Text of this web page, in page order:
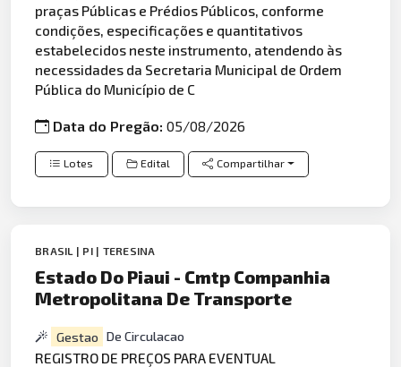
praças Públicas e Prédios Públicos, conforme
condições, especificações e quantitativos
estabelecidos neste instrumento, atendendo às
necessidades da Secretaria Municipal de Ordem
Pública do Município de C
Data do Pregão:05/08/2026
Lotes Edital Compartilhar
BRASIL | PI | TERESINA
Estado Do Piaui - Cmtp Companhia
Metropolitana De Transporte
Gestao De Circulacao
REGISTRO DE PREÇOS PARA EVENTUAL